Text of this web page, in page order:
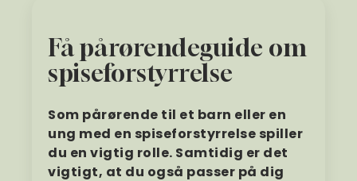
Få pårørendeguide om
spiseforstyrrelse
Som pårørende til et barn eller en
ung med en spiseforstyrrelse spiller
du en vigtig rolle. Samtidig er det
vigtigt, at du også passer på dig